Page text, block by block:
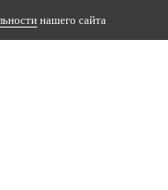
нашего сайта